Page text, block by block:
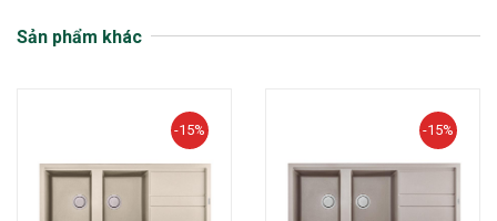
Sản phẩm khác
-15% -15%